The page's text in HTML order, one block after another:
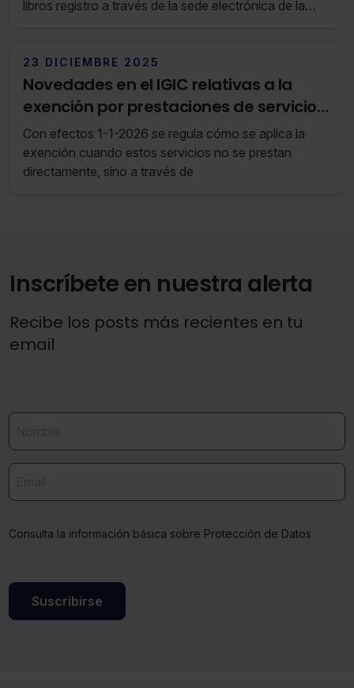
libros registro a través de la sede electrónica de la
23 DICIEMBRE 2025
Novedades en el IGIC relativas a la
exención por prestaciones de servicios
de asistencia social
Con efectos 1-1-2026 se regula cómo se aplica la
exención cuando estos servicios no se prestan
directamente, sino a través de
Inscríbete en nuestra alerta
Recibe los posts más recientes en tu
email
Consulta la información básica sobre Protección de Datos
Suscribirse